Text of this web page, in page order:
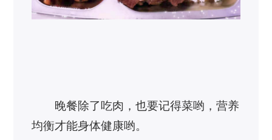
晚餐除了吃肉，也要记得菜哟，营养
均衡才能身体健康哟。